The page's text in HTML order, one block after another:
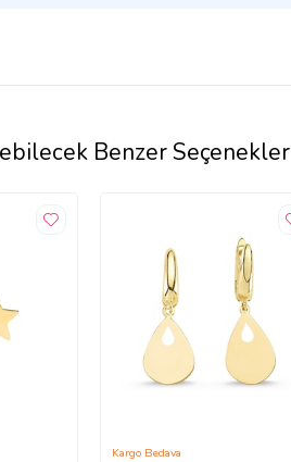
Benzer Seçenekler
Kargo Bedava